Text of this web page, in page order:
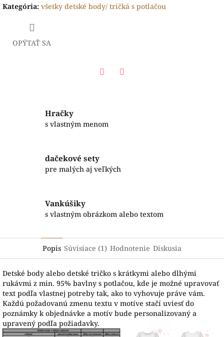
Kategória: všetky detské body/ tričká s potlačou
OPÝTAŤ SA
Hračky
s vlastným menom
dačekové sety
pre malých aj veľkých
Vankúšiky
s vlastným obrázkom alebo textom
Popis Súvisiace (1) Hodnotenie Diskusia
Detské body alebo detské tričko s krátkymi alebo dlhými
rukávmi z min. 95% bavlny s potlačou, kde je možné upravovať
text podľa vlastnej potreby tak, ako to vyhovuje práve vám.
Každú požadovanú zmenu textu v motíve stačí uviesť do
poznámky k objednávke a motív bude personalizovaný a
upravený podľa požiadavky.